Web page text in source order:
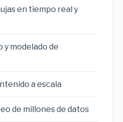
en tiempo real y
modelado de
a escala
de millones de datos